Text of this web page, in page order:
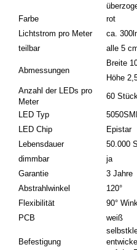
Farbe
rot
Lichtstrom pro Meter
ca.
teilbar
alle 5
Abmessungen
Breite
Höhe
Anzahl der LEDs pro
Meter
60 Stück
LED Typ
LED Chip
Epistar
Lebensdauer
50.000
dimmbar
ja
Garantie
3 Jahre
Abstrahlwinkel
120°
Flexibilität
90°
PCB
weiß
Befestigung